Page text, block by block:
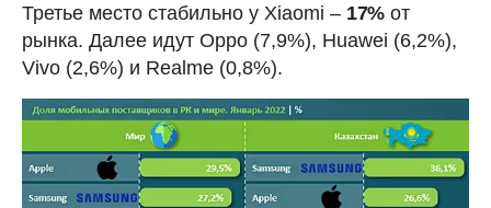
Третье место стабильно у Xiaomi – 17%от
рынка. Далее идут Oppo (7,9%), Huawei (6,2%),
Vivo (2,6%) и Realme (0,8%).